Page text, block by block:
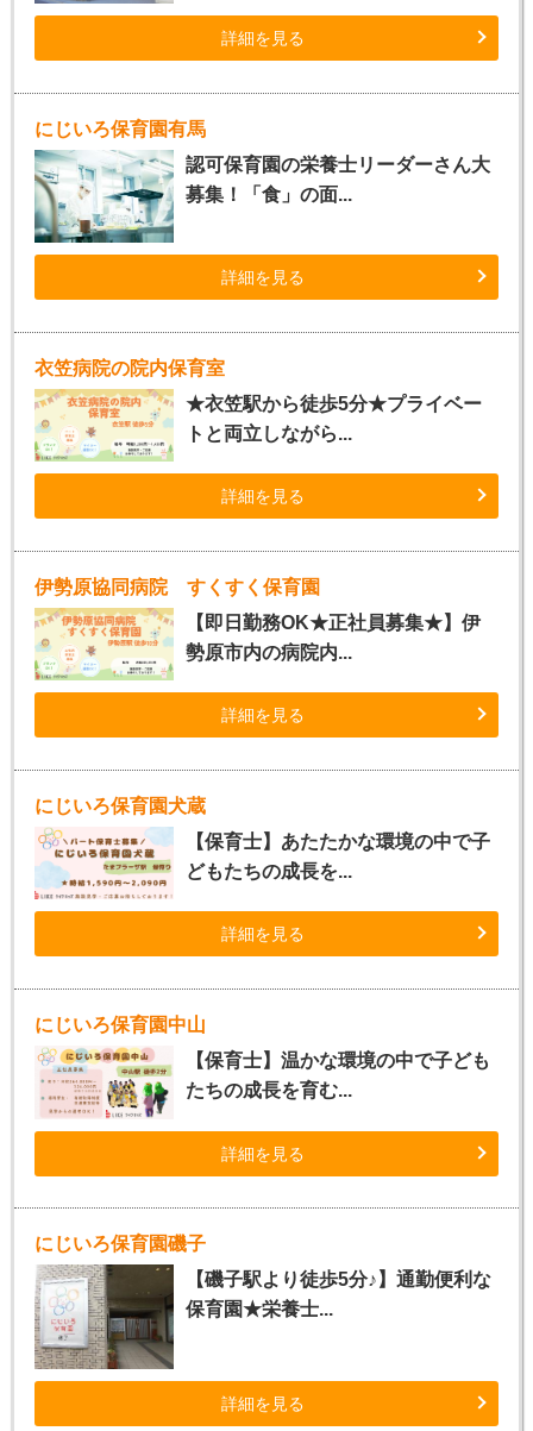
詳細を見る
にじいろ保育園有馬
認可保育園の栄養士リーダーさん大
募集！「食」の面...
詳細を見る
衣笠病院の院内保育室
★衣笠駅から徒歩5分★プライベー
トと両立しながら...
詳細を見る
伊勢原協同病院 すくすく保育園
【即日勤務OK★正社員募集★】伊
勢原市内の病院内...
詳細を見る
にじいろ保育園犬蔵
【保育士】あたたかな環境の中で子
どもたちの成長を...
詳細を見る
にじいろ保育園中山
【保育士】温かな環境の中で子ども
たちの成長を育む...
詳細を見る
にじいろ保育園磯子
【磯子駅より徒歩5分♪】通勤便利な
保育園★栄養士...
詳細を見る